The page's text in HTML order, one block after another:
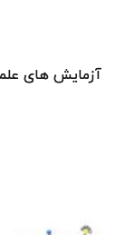
آزمایش های